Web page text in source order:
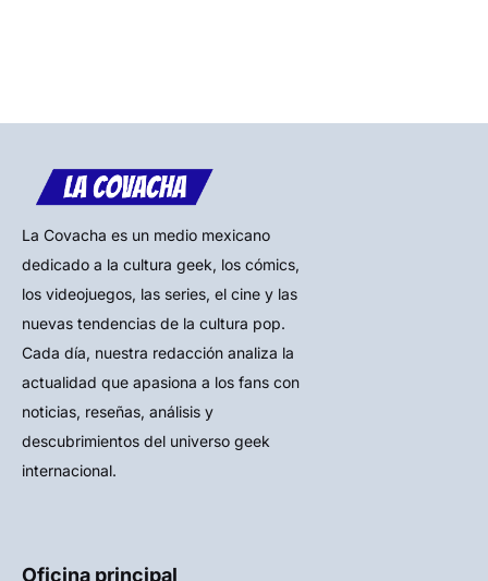
La Covacha es un medio mexicano
dedicado a la cultura geek, los cómics,
los videojuegos, las series, el cine y las
nuevas tendencias de la cultura pop.
Cada día, nuestra redacción analiza la
actualidad que apasiona a los fans con
noticias, reseñas, análisis y
descubrimientos del universo geek
internacional.
Oficina principal